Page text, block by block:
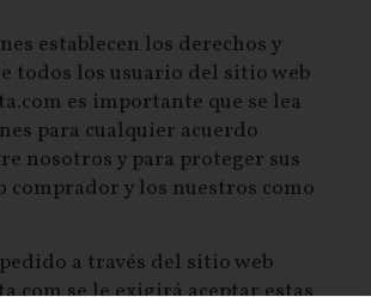
establecen los derechos y
todos los usuario del sitio web
es importante que se lea
para cualquier acuerdo
nosotros y para proteger sus
comprador y los nuestros como
a través del sitio web